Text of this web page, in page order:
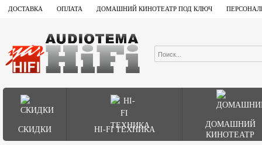
ДОСТАВКА ОПЛАТА ДОМАШНИЙ КИНОТЕАТР ПОД КЛЮЧ
СКИДКИ HI-FI ТЕХНИКА
ДОМАШНИЙ
КИНОТЕАТР